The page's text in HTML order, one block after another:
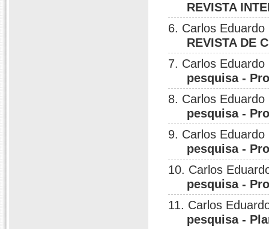
REVISTA
6. Carlos
REVISTA DE
7. Carlos
pesquisa -
8. Carlos
pesquisa -
9. Carlos
pesquisa -
10. Carlos
pesquisa -
11. Carlos
pesquisa -